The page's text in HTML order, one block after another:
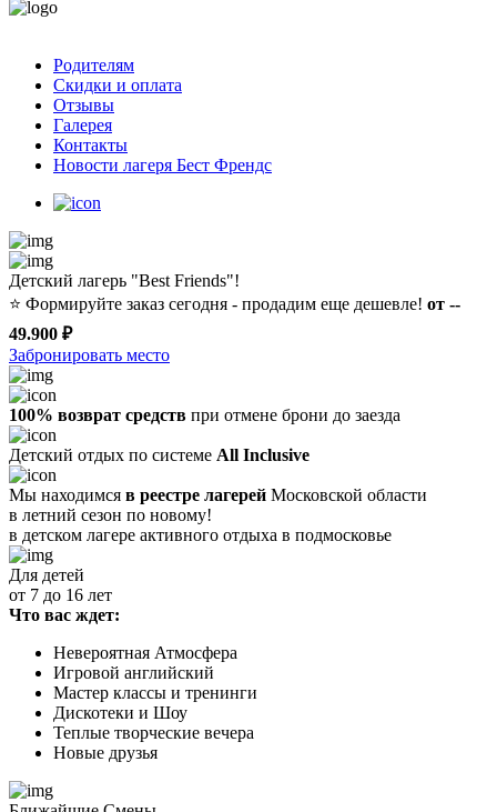
Родителям
Скидки и оплата
Отзывы
Галерея
Контакты
Новости лагеря Бест Френдс
Детский лагерь "Best Friends"!
⭐️ Формируйте заказ сегодня - продадим еще дешевле! от --
49.900 ₽
Забронировать место
100% возврат средств при отмене брони до заезда
Детский отдых по системе All Inclusive
Мы находимся в реестре лагерей Московской области
в летний сезон по новому!
в детском лагере активного отдыха в подмосковье
Для детей
от 7 до 16 лет
Что вас ждет:
Невероятная Атмосфера
Игровой английский
Мастер классы и тренинги
Дискотеки и Шоу
Теплые творческие вечера
Новые друзья